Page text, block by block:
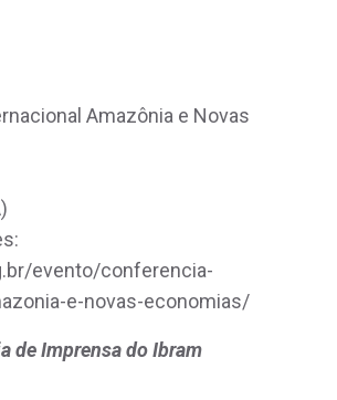
Amazônia e Novas
evento/conferencia-
e-novas-economias/
de Imprensa do Ibram